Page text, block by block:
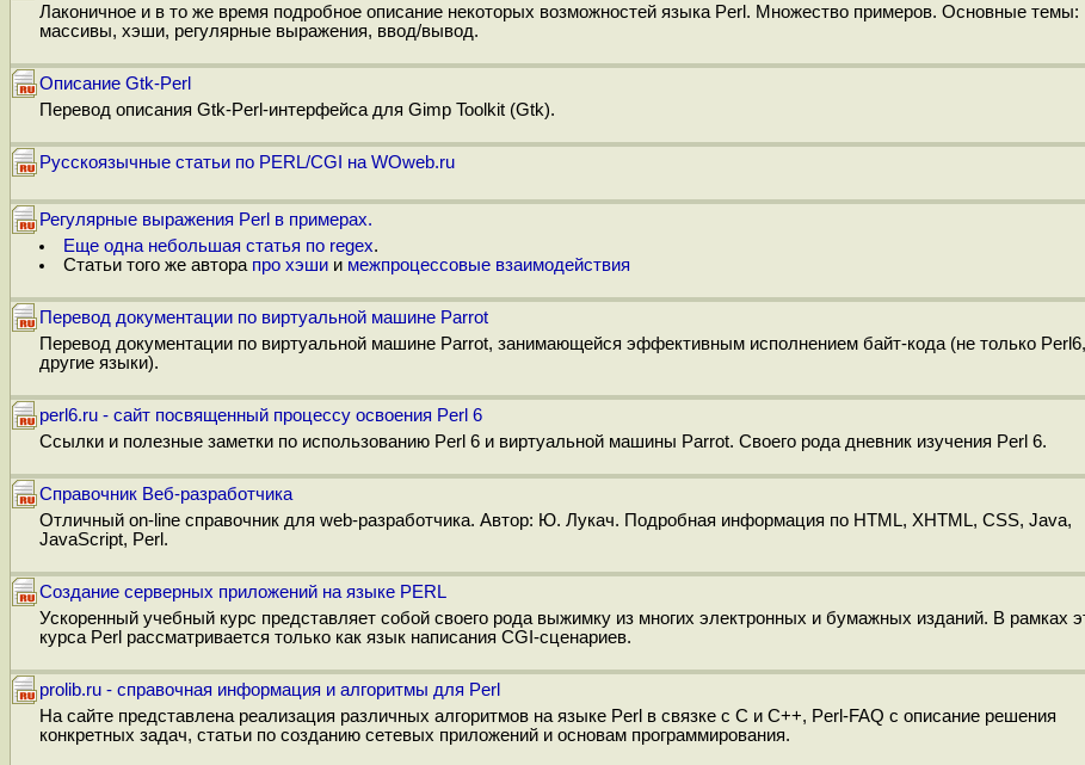
Лаконичное и в то же время подробное описание некоторых возможностей языка Perl. Множество примеров. Основные темы:
массивы, хэши, регулярные выражения, ввод/вывод.
Описание Gtk-Perl
Перевод описания Gtk-Perl-интерфейса для Gimp Toolkit (Gtk).
Русскоязычные статьи по PERL/CGI на WOweb.ru
Регулярные выражения Perl в примерах.
Еще одна небольшая статья по regex.
Статьи того же автора про хэшии межпроцессовые взаимодействия
Перевод документации по виртуальной машине Parrot
Перевод документации по виртуальной машине Parrot, занимающейся эффективным исполнением байт-кода (не только
другие языки).
perl6.ru - сайт посвященный процессу освоения Perl 6
Ссылки и полезные заметки по использованию Perl 6 и виртуальной машины Parrot. Своего рода дневник изучения Perl 6.
Справочник Веб-разработчика
Отличный on-line справочник для web-разработчика. Автор: Ю. Лукач. Подробная информация по HTML, XHTML, CSS, Java,
JavaScript, Perl.
Создание серверных приложений на языке PERL
Ускоренный учебный курс представляет собой своего рода выжимку из многих электронных и бумажных изданий. В рамках
курса Perl рассматривается только как язык написания CGI-сценариев.
prolib.ru - справочная информация и алгоритмы для Perl
На сайте представлена реализация различных алгоритмов на языке Perl в связке с C и C++, Perl-FAQ с описание решения
конкретных задач, статьи по созданию сетевых приложений и основам программирования.